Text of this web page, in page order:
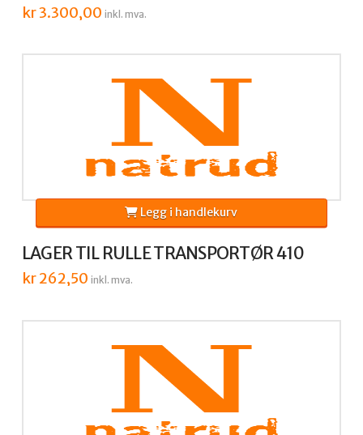
kr3.300,00 inkl. mva.
LAGER TIL RULLE TRANSPORTØR 410
kr262,50 inkl. mva.
Legg i handlekurv